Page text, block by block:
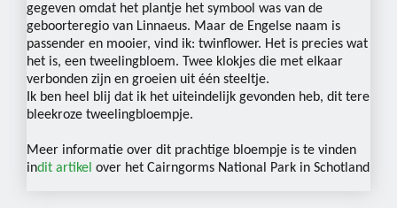
gegeven omdat het plantje het symbool was van de
geboorteregio van Linnaeus. Maar de Engelse naam is
passender en mooier, vind ik: twinflower. Het is precies wat
het is, een tweelingbloem. Twee klokjes die met elkaar
verbonden zijn en groeien uit één steeltje.
Ik ben heel blij dat ik het uiteindelijk gevonden heb, dit tere
bleekroze tweelingbloempje.
Meer informatie over dit prachtige bloempje is te vinden
indit artikel over het Cairngorms National Park in Schotland